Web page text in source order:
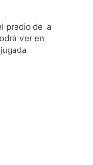
predio de la
ver en